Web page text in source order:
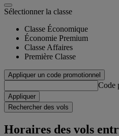
Sélectionner la classe
Classe Économique
Économie Premium
Classe Affaires
Première Classe
Appliquer un code promotionnel
Code
Appliquer
Rechercher des vols
Horaires des vols